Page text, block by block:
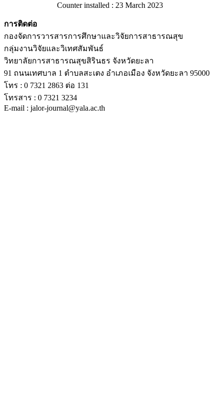
Counter installed : 23 March 2023
การติดต่อ
กองจัดการวารสารการศึกษาและวิจัยการสาธารณสุข
กลุ่มงานวิจัยและวิเทศสัมพันธ์
วิทยาลัยการสาธารณสุขสิรินธร จังหวัดยะลา
91 ถนนเทศบาล 1 ตำบลสะเตง อำเภอเมือง จังหวัดยะลา 95000
โทร : 0 7321 2863 ต่อ 131
โทรสาร : 0 7321 3234
E-mail : jalor-journal@yala.ac.th